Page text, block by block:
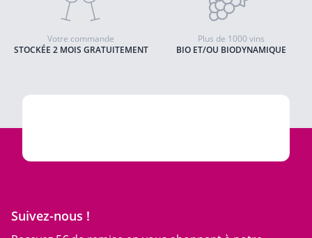
STOCKÉE 2 MOIS GRATUITEMENT
Votre commande
BIO ET/OU BIODYNAMIQUE
Plus de 1000 vins
Suivez-nous !